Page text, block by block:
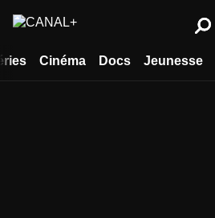
Cinéma Docs Jeunesse